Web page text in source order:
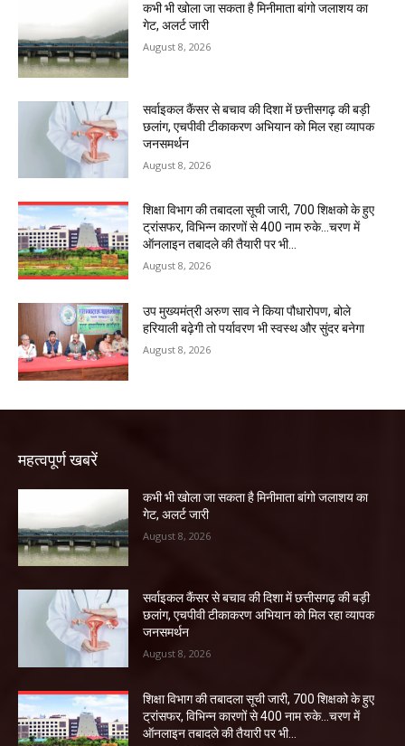
कभी भी खोला जा सकता है मिनीमाता बांगो जलाशय का
गेट, अलर्ट जारी
August 8, 2026
सर्वाइकल कैंसर से बचाव की दिशा में छत्तीसगढ़ की बड़ी
छलांग, एचपीवी टीकाकरण अभियान को मिल रहा व्यापक
जनसमर्थन
August 8, 2026
शिक्षा विभाग की तबादला सूची जारी, 700 शिक्षको के हुए
ट्रांसफर, विभिन्न कारणों से 400 नाम रुके…चरण में
ऑनलाइन तबादले की तैयारी पर भी...
August 8, 2026
उप मुख्यमंत्री अरुण साव ने किया पौधारोपण, बोले
हरियाली बढ़ेगी तो पर्यावरण भी स्वस्थ और सुंदर बनेगा
August 8, 2026
महत्वपूर्ण खबरें
कभी भी खोला जा सकता है मिनीमाता बांगो जलाशय का
गेट, अलर्ट जारी
August 8, 2026
सर्वाइकल कैंसर से बचाव की दिशा में छत्तीसगढ़ की बड़ी
छलांग, एचपीवी टीकाकरण अभियान को मिल रहा व्यापक
जनसमर्थन
August 8, 2026
शिक्षा विभाग की तबादला सूची जारी, 700 शिक्षको के हुए
ट्रांसफर, विभिन्न कारणों से 400 नाम रुके…चरण में
ऑनलाइन तबादले की तैयारी पर भी...